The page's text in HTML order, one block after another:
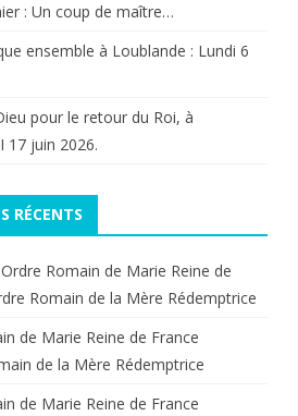
(2).
: Un coup de maître…
ensemble à Loublande : Lundi 6
pour le retour du Roi, à
17 juin 2026.
RÉCENTS
Ordre Romain de Marie Reine de
Romain de la Mère Rédemptrice
de Marie Reine de France
de la Mère Rédemptrice
de Marie Reine de France